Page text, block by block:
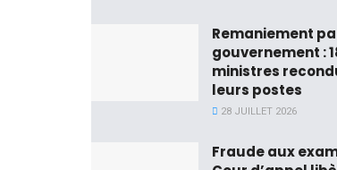
Remaniement
gouvernement :
ministres
leurs postes
28 JUILLET 2026
Fraude aux